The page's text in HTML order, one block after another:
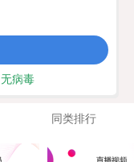
无病毒
同类排行